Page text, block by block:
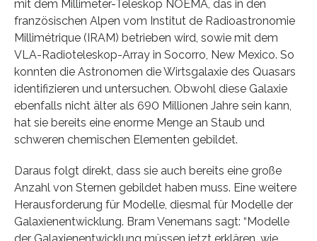
mit dem Millimeter-Teleskop NOEMA, das in den
französischen Alpen vom Institut de Radioastronomie
Millimétrique (IRAM) betrieben wird, sowie mit dem
VLA-Radioteleskop-Array in Socorro, New Mexico. So
konnten die Astronomen die Wirtsgalaxie des Quasars
identifizieren und untersuchen. Obwohl diese Galaxie
ebenfalls nicht älter als 690 Millionen Jahre sein kann,
hat sie bereits eine enorme Menge an Staub und
schweren chemischen Elementen gebildet.
Daraus folgt direkt, dass sie auch bereits eine große
Anzahl von Sternen gebildet haben muss. Eine weitere
Herausforderung für Modelle, diesmal für Modelle der
Galaxienentwicklung. Bram Venemans sagt: “Modelle